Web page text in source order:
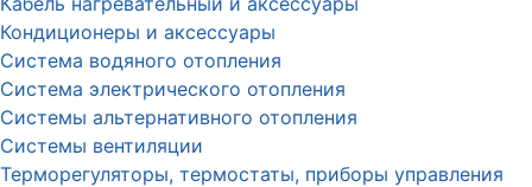
Кондиционеры и аксессуары
Система водяного отопления
Система электрического отопления
Системы альтернативного отопления
Системы вентиляции
Терморегуляторы, термостаты, приборы управления